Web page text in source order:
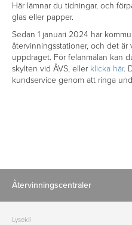
Här lämnar du tidningar, och
glas eller papper.
Sedan 1 januari 2024 har
återvinningsstationer, och det är
uppdraget. För felanmälan kan
skylten vid ÅVS, eller klicka här.
kundservice genom att ringa
Återvinningscentraler
Lysekil